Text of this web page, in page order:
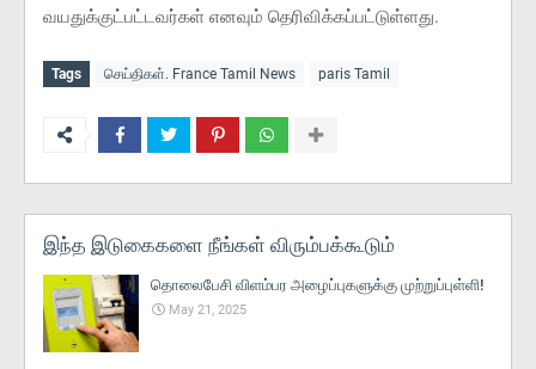
வயதுக்குட்பட்டவர்கள் எனவும் தெரிவிக்கப்பட்டுள்ளது.
Tags செய்திகள். France Tamil News paris Tamil
இந்த இடுகைகளை நீங்கள் விரும்பக்கூடும்
தொலைபேசி விளம்பர அழைப்புகளுக்கு முற்றுப்புள்ளி!
May 21, 2025